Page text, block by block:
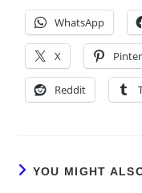
WhatsApp
X
Reddit
YOU MIGHT